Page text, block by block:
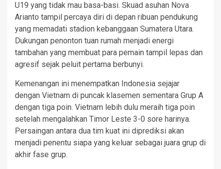
U19 yang tidak mau basa-basi. Skuad asuhan Nova
Arianto tampil percaya diri di depan ribuan pendukung
yang memadati stadion kebanggaan Sumatera Utara.
Dukungan penonton tuan rumah menjadi energi
tambahan yang membuat para pemain tampil lepas dan
agresif sejak peluit pertama berbunyi.
Kemenangan ini menempatkan Indonesia sejajar
dengan Vietnam di puncak klasemen sementara Grup A
dengan tiga poin. Vietnam lebih dulu meraih tiga poin
setelah mengalahkan Timor Leste 3-0 sore harinya.
Persaingan antara dua tim kuat ini diprediksi akan
menjadi penentu siapa yang keluar sebagai juara grup di
akhir fase grup.